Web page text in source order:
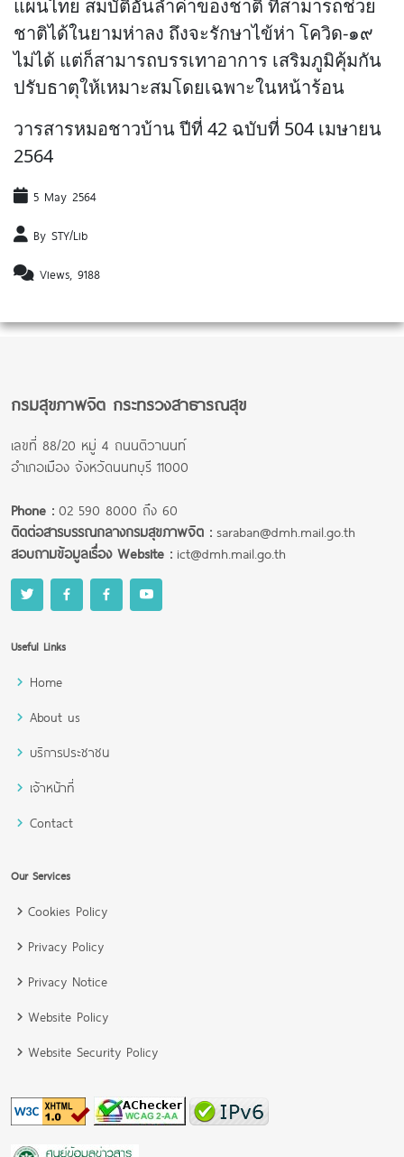
แผนไทย สมบัติอันล้ำค่าของชาติ ที่สามารถช่วย
ชาติได้ในยามห่าลง ถึงจะรักษาไข้ห่า โควิด-๑๙
ไม่ได้ แต่ก็สามารถบรรเทาอาการ เสริมภูมิคุ้มกัน
ปรับธาตุให้เหมาะสมโดยเฉพาะในหน้าร้อน
วารสารหมอชาวบ้าน ปีที่ 42 ฉบับที่ 504 เมษายน
2564
5 May 2564
By STY/Lib
Views, 9188
กรมสุขภาพจิต กระทรวงสาธารณสุข
เลขที่ 88/20 หมู่ 4 ถนนติวานนท์
อำเภอเมือง จังหวัดนนทบุรี 11000
Phone :02 590 8000 ถึง 60
ติดต่อสารบรรณกลางกรมสุขภาพจิต :saraban@dmh.mail.go.th
สอบถามข้อมูลเรื่อง Website :ict@dmh.mail.go.th
Useful Links
Home
About us
บริการประชาชน
เจ้าหน้าที่
Contact
Our Services
Cookies Policy
Privacy Policy
Privacy Notice
Website Policy
Website Security Policy